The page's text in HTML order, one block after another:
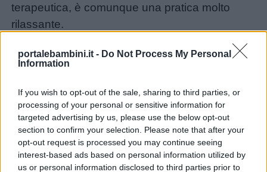
portalebambini.it - Do Not Process My Personal
Information
If you wish to opt-out of the sale, sharing to third parties, or
processing of your personal or sensitive information for
targeted advertising by us, please use the below opt-out
section to confirm your selection. Please note that after your
opt-out request is processed you may continue seeing
interest-based ads based on personal information utilized by
us or personal information disclosed to third parties prior to
terapeutica, è comunque una pratica molto
rilassante.